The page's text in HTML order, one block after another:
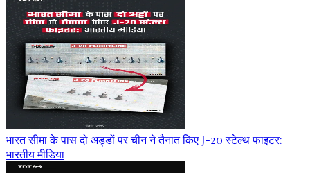
भारत सीमा के पास दो अड्डों पर चीन ने तैनात किए J-20 स्टेल्थ फाइटर:
भारतीय मीडिया